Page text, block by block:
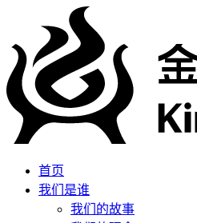
首页
我们是谁
我们的故事